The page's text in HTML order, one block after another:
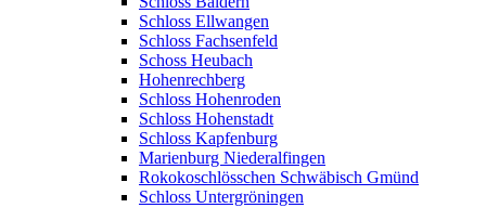
Schloss Ellwangen
Schloss Fachsenfeld
Schoss Heubach
Hohenrechberg
Schloss Hohenroden
Schloss Hohenstadt
Schloss Kapfenburg
Marienburg Niederalfingen
Rokokoschlösschen Schwäbisch Gmünd
Schloss Untergröningen